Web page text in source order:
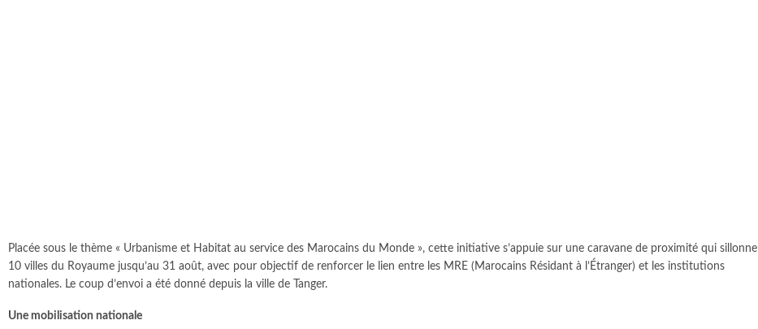
Placée sous le thème « Urbanisme et Habitat au service des Marocains du Monde », cette initiative s’appuie sur une caravane de proximité qui sillonne
10 villes du Royaume jusqu’au 31 août, avec pour objectif de renforcer le lien entre les MRE (Marocains Résidant à l’Étranger) et les institutions
nationales. Le coup d’envoi a été donné depuis la ville de Tanger.
Une mobilisation nationale